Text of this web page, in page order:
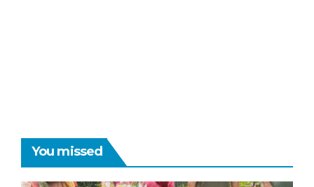
You missed